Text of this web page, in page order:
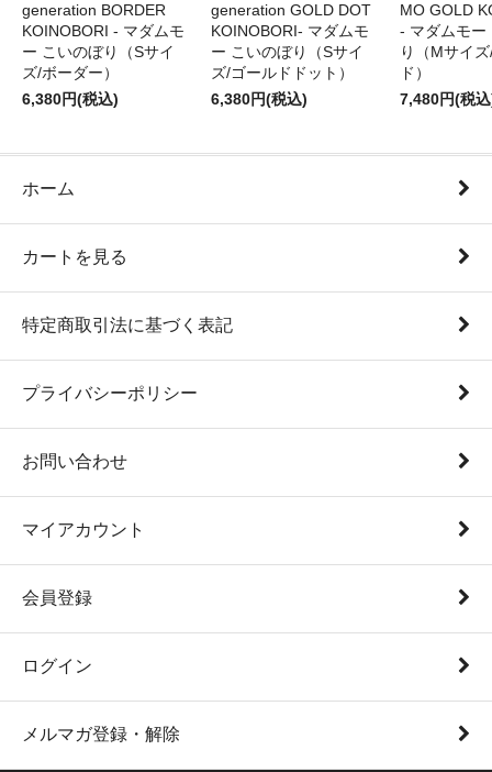
generation BORDER
KOINOBORI - マダムモ
ー こいのぼり（Sサイ
ズ/ボーダー）
6,380円(税込)
generation GOLD DOT
KOINOBORI- マダムモ
ー こいのぼり（Sサイ
ズ/ゴールドドット）
6,380円(税込)
MO GOLD
- マダムモー
り（Mサイ
ド）
7,480円(税
ホーム
カートを見る
特定商取引法に基づく表記
プライバシーポリシー
お問い合わせ
マイアカウント
会員登録
ログイン
メルマガ登録・解除